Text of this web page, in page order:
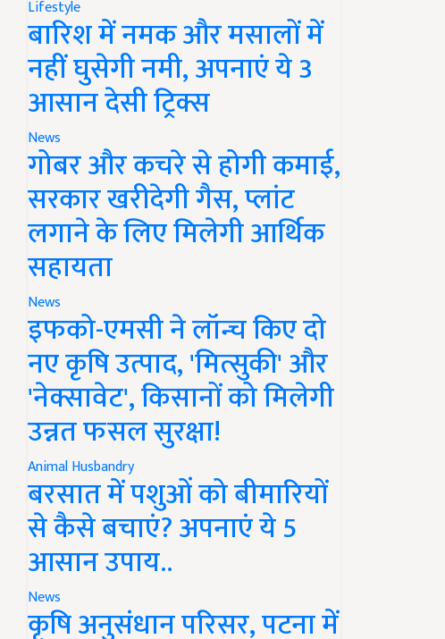
Lifestyle
बारिश में नमक और मसालों में
नहीं घुसेगी नमी, अपनाएं ये 3
आसान देसी ट्रिक्स
News
गोबर और कचरे से होगी कमाई,
सरकार खरीदेगी गैस, प्लांट
लगाने के लिए मिलेगी आर्थिक
सहायता
News
इफको-एमसी ने लॉन्च किए दो
नए कृषि उत्पाद, 'मित्सुकी' और
'नेक्सावेट', किसानों को मिलेगी
उन्नत फसल सुरक्षा!
Animal Husbandry
बरसात में पशुओं को बीमारियों
से कैसे बचाएं? अपनाएं ये 5
आसान उपाय..
News
कृषि अनुसंधान परिसर, पटना में